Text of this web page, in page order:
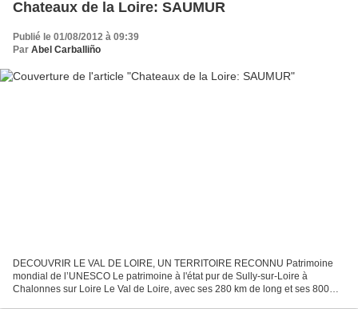
Chateaux de la Loire: SAUMUR
Publié le 01/08/2012 à 09:39
Par Abel Carballiño
DECOUVRIR LE VAL DE LOIRE, UN TERRITOIRE RECONNU Patrimoine
mondial de l’UNESCO Le patrimoine à l'état pur de Sully-sur-Loire à
Chalonnes sur Loire Le Val de Loire, avec ses 280 km de long et ses 800